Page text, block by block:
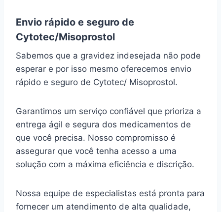
Envio rápido e seguro de
Cytotec/Misoprostol
Sabemos que a gravidez indesejada não pode
esperar e por isso mesmo oferecemos envio
rápido e seguro de Cytotec/ Misoprostol.
Garantimos um serviço confiável que prioriza a
entrega ágil e segura dos medicamentos de
que você precisa. Nosso compromisso é
assegurar que você tenha acesso a uma
solução com a máxima eficiência e discrição.
Nossa equipe de especialistas está pronta para
fornecer um atendimento de alta qualidade,